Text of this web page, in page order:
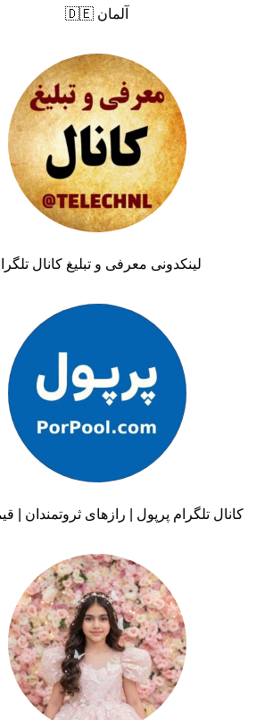
آلمان 🇩🇪
لینکدونی معرفی و تبلیغ کانال
کانال تلگرام پرپول | رازهای ثروتمندان |